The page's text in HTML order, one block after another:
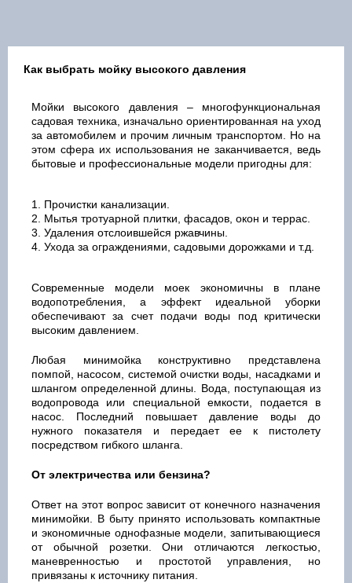
Как выбрать мойку высокого давления
Мойки высокого давления – многофункциональная
садовая техника, изначально ориентированная на уход
за автомобилем и прочим личным транспортом. Но на
этом сфера их использования не заканчивается, ведь
бытовые и профессиональные модели пригодны для:
Прочистки канализации.
Мытья тротуарной плитки, фасадов, окон и террас.
Удаления отслоившейся ржавчины.
Ухода за ограждениями, садовыми дорожками и т.д.
Современные модели моек экономичны в плане
водопотребления, а эффект идеальной уборки
обеспечивают за счет подачи воды под критически
высоким давлением.
Любая минимойка конструктивно представлена
помпой, насосом, системой очистки воды, насадками и
шлангом определенной длины. Вода, поступающая из
водопровода или специальной емкости, подается в
насос. Последний повышает давление воды до
нужного показателя и передает ее к пистолету
посредством гибкого шланга.
От электричества или бензина?
Ответ на этот вопрос зависит от конечного назначения
минимойки. В быту принято использовать компактные
и экономичные однофазные модели, запитывающиеся
от обычной розетки. Они отличаются легкостью,
маневренностью и простотой управления, но
привязаны к источнику питания.